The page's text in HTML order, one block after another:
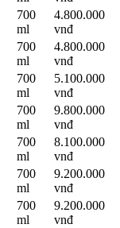
700
ml
4.800.000
vnđ
700
ml
4.800.000
vnđ
700
ml
5.100.000
vnđ
700
ml
9.800.000
vnđ
700
ml
8.100.000
vnđ
700
ml
9.200.000
vnđ
700
ml
9.200.000
vnđ